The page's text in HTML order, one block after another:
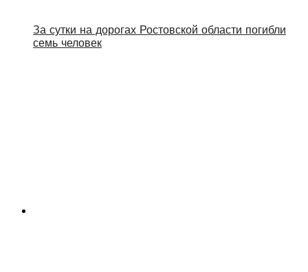
За сутки на дорогах Ростовской области погибли
семь человек